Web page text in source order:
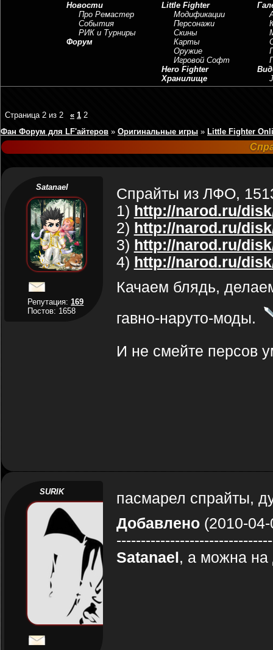
Новости
Про Ремастер
События
РИК и Турниры
Форум
Little Fighter
Модификации
Персонажи
Скины
Карты
Оружие
Игровой Софт
Hero Fighter
Хранилище
Страница 2 из 2 « 1 2
Фан Форум для LF'айтеров » Оригинальные игры » Little Fighter
Satanael
Репутация:169
Постов: 1658
Спрайты из ЛФО,
1) http://narod.ru/
2) http://narod.ru/
3) http://narod.ru/
4) http://narod.ru/
Качаем блядь,
гавно-наруто-моды.
И не смейте персов
SURIK
пасмарел спрайты,
Добавлено(2010-04-
Satanael , а можна на